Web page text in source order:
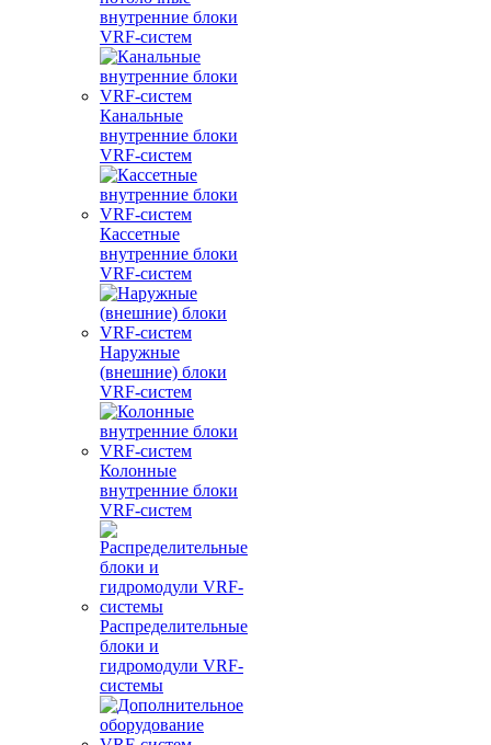
внутренние блоки
VRF-систем
Канальные
внутренние блоки
VRF-систем
Кассетные
внутренние блоки
VRF-систем
Наружные
(внешние) блоки
VRF-систем
Колонные
внутренние блоки
VRF-систем
Распределительные
блоки и
гидромодули VRF-
системы